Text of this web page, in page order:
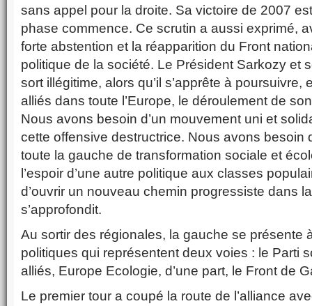
sans appel pour la droite. Sa victoire de 2007
phase commence. Ce scrutin a aussi exprimé,
forte abstention et la réapparition du Front
politique de la société. Le Président Sarkozy et
sort illégitime, alors qu’il s’apprête à
alliés dans toute l’Europe, le déroulement de
Nous avons besoin d’un mouvement uni et
cette offensive destructrice. Nous avons besoin
toute la gauche de transformation sociale et
l’espoir d’une autre politique aux classes
d’ouvrir un nouveau chemin progressiste dans
s’approfondit.
Au sortir des régionales, la gauche se présente
politiques qui représentent deux voies : le Parti
alliés, Europe Ecologie, d’une part, le Front de
Le premier tour a coupé la route de l’alliance